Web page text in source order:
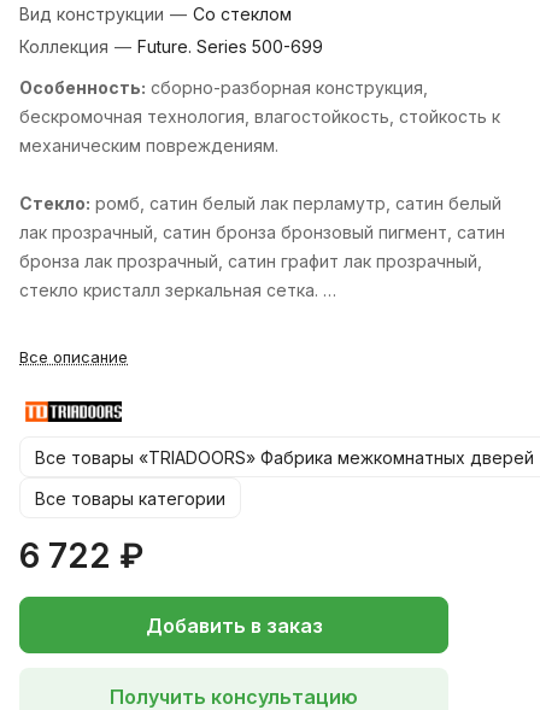
Вид конструкции — Со стеклом
Коллекция — Future. Series 500-699
Особенность: cборно-разборная конструкция,
бескромочная технология, влагостойкость, стойкость к
механическим повреждениям.
Стекло: ромб, cатин белый лак перламутр, cатин белый
лак прозрачный, cатин бронза бронзовый пигмент, cатин
бронза лак прозрачный, cатин графит лак прозрачный,
cтекло кристалл зеркальная сетка.
Стандартные размеры:
Все описание
Все товары «TRIADOORS» Фабрика межкомнатных дверей
Все товары категории
6 722 ₽
Добавить в заказ
Получить консультацию